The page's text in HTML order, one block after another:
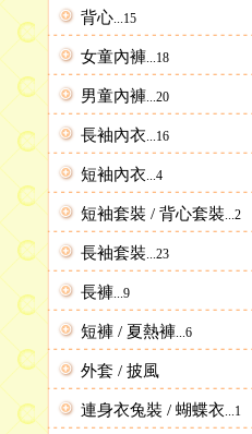
背心 ...15
女童內褲 ...18
男童內褲 ...20
長袖內衣 ...16
短袖內衣 ...4
短袖套裝 / 背心套裝 ...2
長袖套裝 ...23
長褲 ...9
短褲 / 夏熱褲 ...6
外套 / 披風
連身衣兔裝 / 蝴蝶衣 ...1